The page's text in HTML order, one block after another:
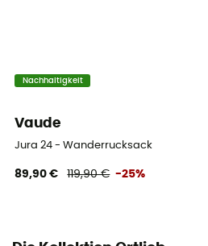
Hintere
Nachhaltigkeit
Vaude
Jura 24 - Wanderrucksack
89,90 € 119,90 € -25%